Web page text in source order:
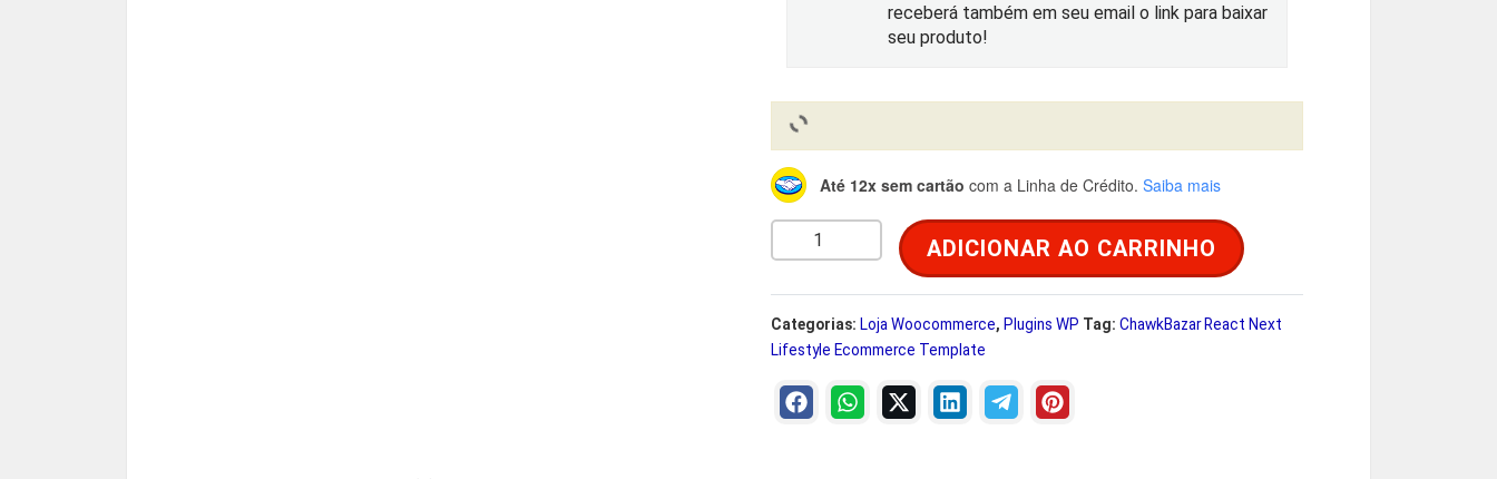
n
l
e
u
é
:
R
receberá também em seu email o link para baixar
seu produto!
Até 12x sem cartão com a Linha de Crédito. Saiba mais
u
a
n
t
ADICIONAR AO CARRINHO
Categorias: Loja Woocommerce, Plugins WP Tag: ChawkBazar React Next
Lifestyle Ecommerce Template